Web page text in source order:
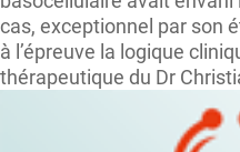
cas, exceptionnel par son
à l’épreuve la logique
thérapeutique du Dr